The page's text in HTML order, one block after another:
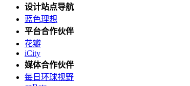
设计站点导航
蓝色理想
平台合作伙伴
花瓣
iCity
媒体合作伙伴
每日环球视野